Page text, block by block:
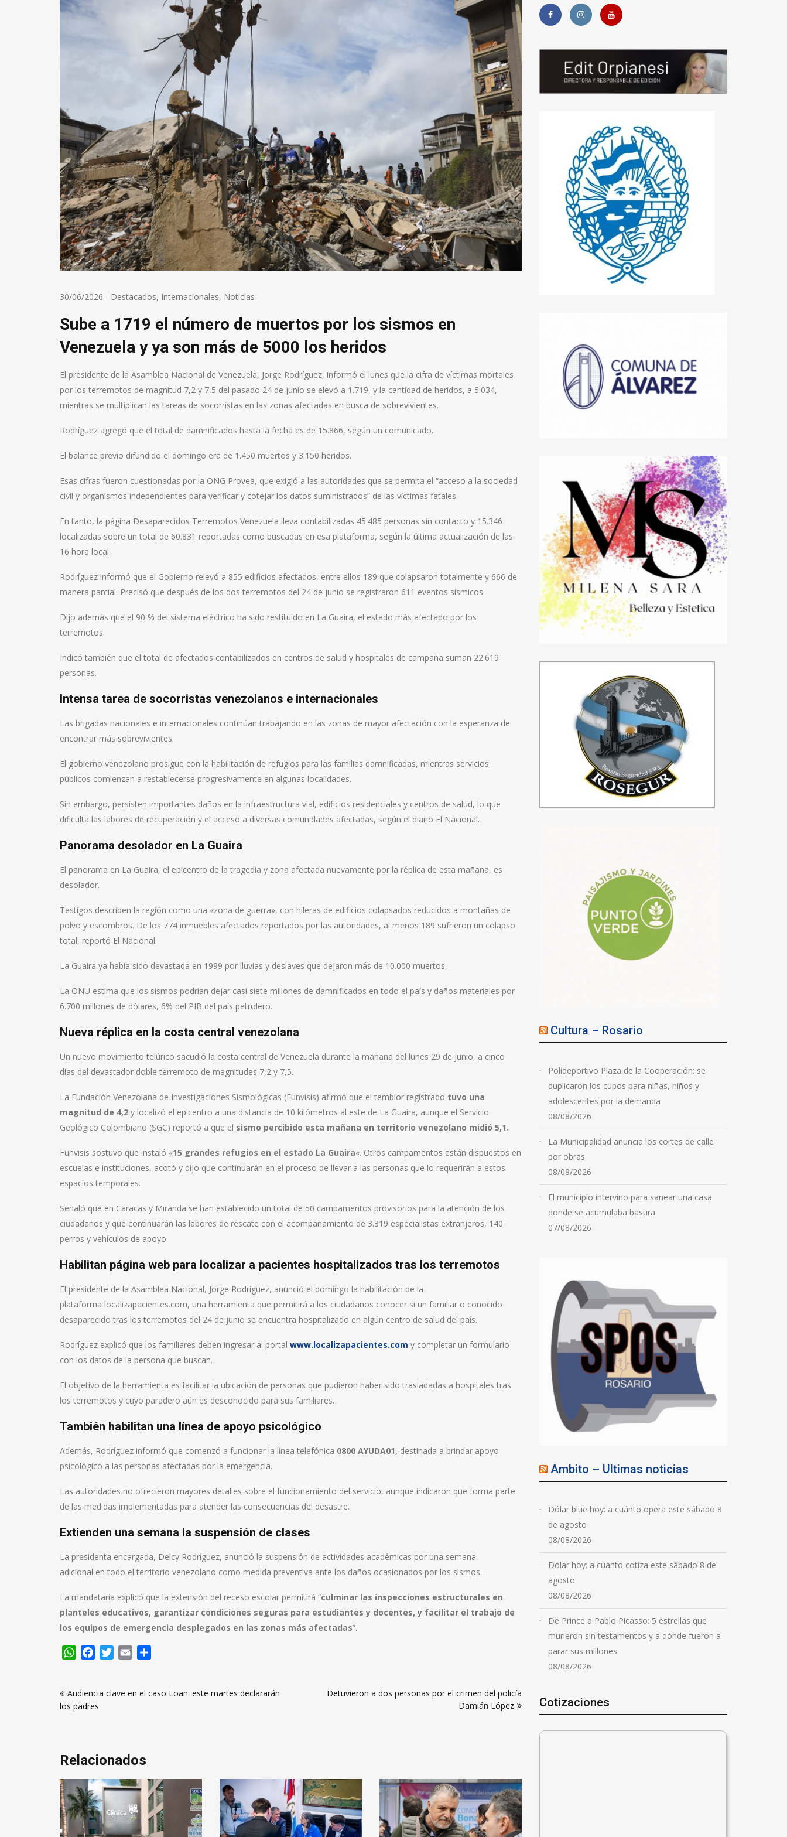
30/06/2026 - Destacados, Internacionales, Noticias
Sube a 1719 el número de muertos por los sismos en
Venezuela y ya son más de 5000 los heridos
El presidente de la Asamblea Nacional de Venezuela, Jorge Rodríguez, informó el lunes que la cifra de víctimas mortales
por los terremotos de magnitud 7,2 y 7,5 del pasado 24 de junio se elevó a 1.719, y la cantidad de heridos, a 5.034,
mientras se multiplican las tareas de socorristas en las zonas afectadas en busca de sobrevivientes.
Rodríguez agregó que el total de damnificados hasta la fecha es de 15.866, según un comunicado.
El balance previo difundido el domingo era de 1.450 muertos y 3.150 heridos.
Esas cifras fueron cuestionadas por la ONG Provea, que exigió a las autoridades que se permita el “acceso a la sociedad
civil y organismos independientes para verificar y cotejar los datos suministrados” de las víctimas fatales.
En tanto, la página Desaparecidos Terremotos Venezuela lleva contabilizadas 45.485 personas sin contacto y 15.346
localizadas sobre un total de 60.831 reportadas como buscadas en esa plataforma, según la última actualización de las
16 hora local.
Rodríguez informó que el Gobierno relevó a 855 edificios afectados, entre ellos 189 que colapsaron totalmente y 666 de
manera parcial. Precisó que después de los dos terremotos del 24 de junio se registraron 611 eventos sísmicos.
Dijo además que el 90 % del sistema eléctrico ha sido restituido en La Guaira, el estado más afectado por los
terremotos.
Indicó también que el total de afectados contabilizados en centros de salud y hospitales de campaña suman 22.619
personas.
Intensa tarea de socorristas venezolanos e internacionales
Las brigadas nacionales e internacionales continúan trabajando en las zonas de mayor afectación con la esperanza de
encontrar más sobrevivientes.
El gobierno venezolano prosigue con la habilitación de refugios para las familias damnificadas, mientras servicios
públicos comienzan a restablecerse progresivamente en algunas localidades.
Sin embargo, persisten importantes daños en la infraestructura vial, edificios residenciales y centros de salud, lo que
dificulta las labores de recuperación y el acceso a diversas comunidades afectadas, según el diario El Nacional.
Panorama desolador en La Guaira
El panorama en La Guaira, el epicentro de la tragedia y zona afectada nuevamente por la réplica de esta mañana, es
desolador.
Testigos describen la región como una «zona de guerra», con hileras de edificios colapsados reducidos a montañas de
polvo y escombros. De los 774 inmuebles afectados reportados por las autoridades, al menos 189 sufrieron un colapso
total, reportó El Nacional.
La Guaira ya había sido devastada en 1999 por lluvias y deslaves que dejaron más de 10.000 muertos.
La ONU estima que los sismos podrían dejar casi siete millones de damnificados en todo el país y daños materiales por
6.700 millones de dólares, 6% del PIB del país petrolero.
Nueva réplica en la costa central venezolana
Un nuevo movimiento telúrico sacudió la costa central de Venezuela durante la mañana del lunes 29 de junio, a cinco
días del devastador doble terremoto de magnitudes 7,2 y 7,5.
La Fundación Venezolana de Investigaciones Sismológicas (Funvisis) afirmó que el temblor registrado tuvo una
magnitud de 4,2 y localizó el epicentro a una distancia de 10 kilómetros al este de La Guaira, aunque el Servicio
Geológico Colombiano (SGC) reportó a que el sismo percibido esta mañana en territorio venezolano midió 5,1.
Funvisis sostuvo que instaló «15 grandes refugios en el estado La Guaira«. Otros campamentos están dispuestos en
escuelas e instituciones, acotó y dijo que continuarán en el proceso de llevar a las personas que lo requerirán a estos
espacios temporales.
Señaló que en Caracas y Miranda se han establecido un total de 50 campamentos provisorios para la atención de los
ciudadanos y que continuarán las labores de rescate con el acompañamiento de 3.319 especialistas extranjeros, 140
perros y vehículos de apoyo.
Habilitan página web para localizar a pacientes hospitalizados tras los terremotos
El presidente de la Asamblea Nacional, Jorge Rodríguez, anunció el domingo la habilitación de la
plataforma localizapacientes.com, una herramienta que permitirá a los ciudadanos conocer si un familiar o conocido
desaparecido tras los terremotos del 24 de junio se encuentra hospitalizado en algún centro de salud del país.
Rodríguez explicó que los familiares deben ingresar al portal www.localizapacientes.com y completar un formulario
con los datos de la persona que buscan.
El objetivo de la herramienta es facilitar la ubicación de personas que pudieron haber sido trasladadas a hospitales tras
los terremotos y cuyo paradero aún es desconocido para sus familiares.
También habilitan una línea de apoyo psicológico
Además, Rodríguez informó que comenzó a funcionar la línea telefónica 0800 AYUDA01, destinada a brindar apoyo
psicológico a las personas afectadas por la emergencia.
Las autoridades no ofrecieron mayores detalles sobre el funcionamiento del servicio, aunque indicaron que forma parte
de las medidas implementadas para atender las consecuencias del desastre.
Extienden una semana la suspensión de clases
La presidenta encargada, Delcy Rodríguez, anunció la suspensión de actividades académicas por una semana
adicional en todo el territorio venezolano como medida preventiva ante los daños ocasionados por los sismos.
La mandataria explicó que la extensión del receso escolar permitirá “culminar las inspecciones estructurales en
planteles educativos, garantizar condiciones seguras para estudiantes y docentes, y facilitar el trabajo de
los equipos de emergencia desplegados en las zonas más afectadas”.
WhatsApp
FacebookTwitter
Email
deAudiencia clave en el caso Loan: este martes declararán
los padres
Detuvieron a dos personas por el crimen del policía
Damián López
Relacionados
Cultura – Rosario
Polideportivo Plaza de la Cooperación: se
duplicaron los cupos para niñas, niños y
adolescentes por la demanda
08/08/2026
La Municipalidad anuncia los cortes de calle
por obras
08/08/2026
El municipio intervino para sanear una casa
donde se acumulaba basura
07/08/2026
Ambito – Ultimas noticias
Dólar blue hoy: a cuánto opera este sábado 8
de agosto
08/08/2026
Dólar hoy: a cuánto cotiza este sábado 8 de
agosto
08/08/2026
De Prince a Pablo Picasso: 5 estrellas que
murieron sin testamentos y a dónde fueron a
parar sus millones
08/08/2026
Cotizaciones